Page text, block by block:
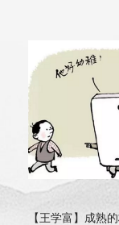
【王学富】成熟